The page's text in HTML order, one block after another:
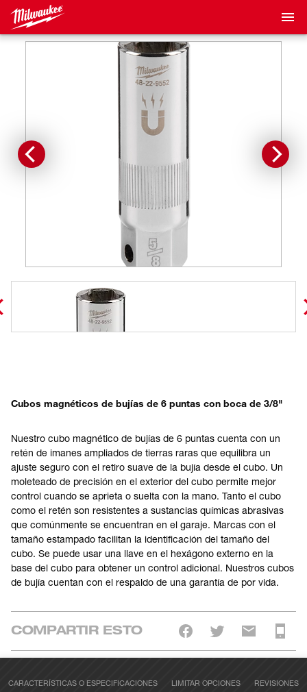
Cubos magnéticos de bujías de 6 puntas con boca de 3/8"
Nuestro cubo magnético de bujías de 6 puntas cuenta con un
retén de imanes ampliados de tierras raras que equilibra un
ajuste seguro con el retiro suave de la bujía desde el cubo. Un
moleteado de precisión en el exterior del cubo permite mejor
control cuando se aprieta o suelta con la mano. Tanto el cubo
como el retén son resistentes a sustancias químicas abrasivas
que comúnmente se encuentran en el garaje. Marcas con el
tamaño estampado facilitan la identificación del tamaño del
cubo. Se puede usar una llave en el hexágono externo en la
base del cubo para obtener un control adicional. Nuestros cubos
de bujía cuentan con el respaldo de una garantía de por vida.
COMPARTIR ESTO
CARACTERÍSTICAS O ESPECIFICACIONES LIMITAR OPCIONES REVISIONES